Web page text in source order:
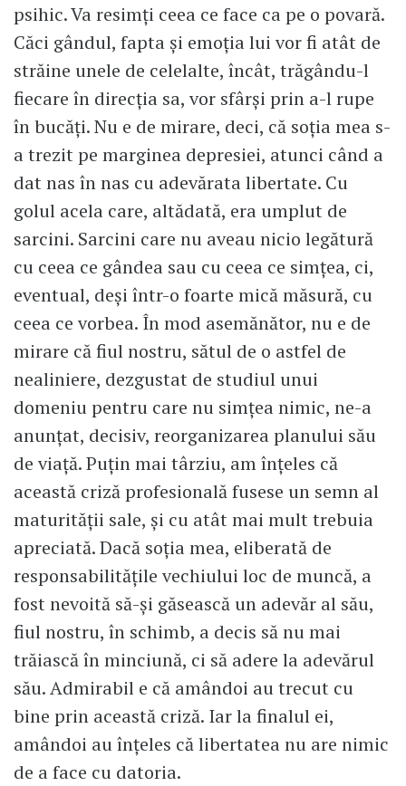
psihic. Va resimți ceea ce face ca pe o povară.
Căci gândul, fapta și emoția lui vor fi atât de
străine unele de celelalte, încât, trăgându-l
fiecare în direcția sa, vor sfârși prin a-l rupe
în bucăți. Nu e de mirare, deci, că soția mea s-
a trezit pe marginea depresiei, atunci când a
dat nas în nas cu adevărata libertate. Cu
golul acela care, altădată, era umplut de
sarcini. Sarcini care nu aveau nicio legătură
cu ceea ce gândea sau cu ceea ce simțea, ci,
eventual, deși într-o foarte mică măsură, cu
ceea ce vorbea. În mod asemănător, nu e de
mirare că fiul nostru, sătul de o astfel de
nealiniere, dezgustat de studiul unui
domeniu pentru care nu simțea nimic, ne-a
anunțat, decisiv, reorganizarea planului său
de viață. Puțin mai târziu, am înțeles că
această criză profesională fusese un semn al
maturității sale, și cu atât mai mult trebuia
apreciată. Dacă soția mea, eliberată de
responsabilitățile vechiului loc de muncă, a
fost nevoită să-și găsească un adevăr al său,
fiul nostru, în schimb, a decis să nu mai
trăiască în minciună, ci să adere la adevărul
său. Admirabil e că amândoi au trecut cu
bine prin această criză. Iar la finalul ei,
amândoi au înțeles că libertatea nu are nimic
de a face cu datoria.